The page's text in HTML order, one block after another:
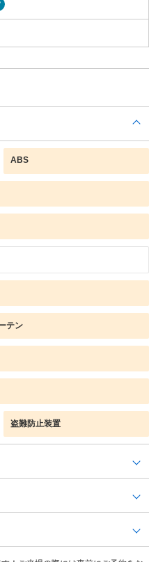
ABS
テン
盗難防止装置